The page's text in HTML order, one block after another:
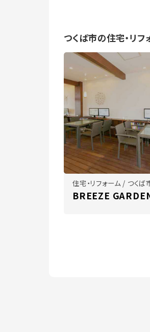
つくば市の住宅・リ
住宅・リフォーム / つくば
BREEZE